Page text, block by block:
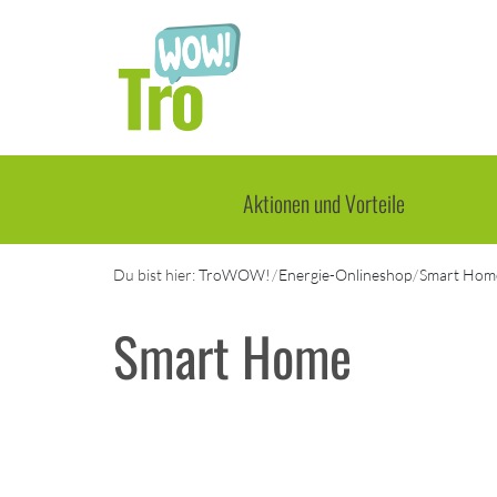
Aktionen und Vorteile
Du bist hier:TroWOW! Energie-Onlineshop Smart
Smart Home